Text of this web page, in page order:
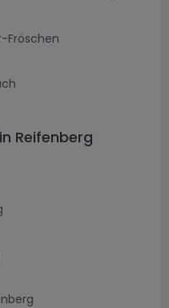
Fröschen
Reifenberg